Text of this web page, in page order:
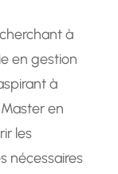
à
en gestion
à
en
les
nécessaires